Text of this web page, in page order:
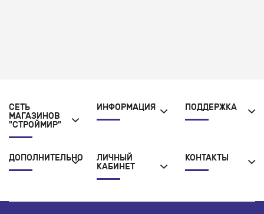
СЕТЬ
МАГАЗИНОВ
"СТРОЙМИР"
ИНФОРМАЦИЯ ПОДДЕРЖКА
ДОПОЛНИТЕЛЬНО
ЛИЧНЫЙ
КАБИНЕТ
КОНТАКТЫ